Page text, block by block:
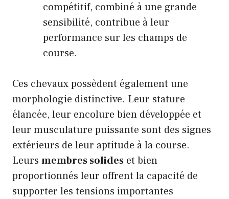
compétitif, combiné à une grande
sensibilité, contribue à leur
performance sur les champs de
course.
Ces chevaux possèdent également une
morphologie distinctive. Leur stature
élancée, leur encolure bien développée et
leur musculature puissante sont des signes
extérieurs de leur aptitude à la course.
Leurs membres solides et bien
proportionnés leur offrent la capacité de
supporter les tensions importantes